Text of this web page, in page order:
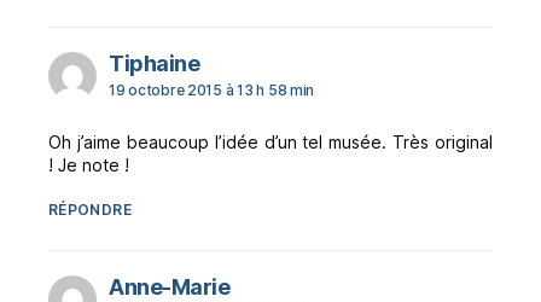
Tiphainedit :
19 octobre 2015 à 13 h 58 min
Oh j’aime beaucoup l’idée d’un tel musée. Très original
! Je note !
RÉPONDRE
Anne-Mariedit :